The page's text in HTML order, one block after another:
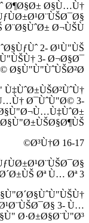
Ø¶Ø§Ø± Ø§Ù…Ù†
Ø¬ÙŠÙ…
2- Ø¹Ù"ÙŠ
3- Ø¬Ø§Ø¯
Ø§Ù"Ù"ÙˆÙŠØ²Ø©
Ù‡ÙˆØ±ÙŠØ²ÙˆÙ†
Ø¯ÙˆÙ"Ø© 3-
Ø§Ù"Ø±ÙŠØ§Ø¶ÙŠ
16-17
Ø³Ù†Ø©
Øª Ù… Øª 3-
3- Ù…
Ø·Ø±Ø§Ø¨Ù"Ø³